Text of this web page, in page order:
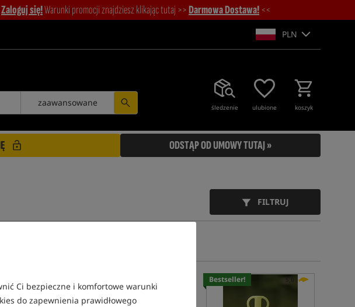
Ci bezpieczne i komfortowe warunki
do zapewnienia prawidłowego
Zaloguj się!Warunki promocji znajdziesz klikając tutaj >>Darmowa Dostawa! <<
PLN
śledzenie ulubione koszyk
zaawansowane
ODSTĄP OD UMOWY TUTAJ »
FILTRUJ
Bestseller! 5,0